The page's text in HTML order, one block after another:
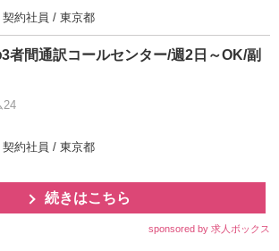
約社員 / 東京都
者間通訳コールセンター/週2日～OK/副
24
約社員 / 東京都
続きはこちら
sponsored by 求人ボックス